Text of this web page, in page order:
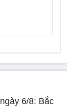
6/8: Bắc